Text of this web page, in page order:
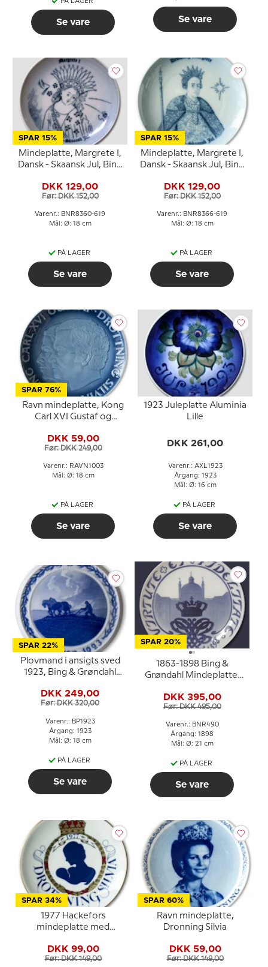
PÅ LAGER
Se vare Se vare
SPAR 15%
Mindeplatte, Margrete I,
Dansk - Skaansk Jul, Bing
DKK 129,00
Før: DKK 152,00
Varenr.: BNR8360-619
Mål: Ø: 18 cm
PÅ LAGER
Se vare
SPAR 15%
Mindeplatte, Margrete I,
Dansk - Skaansk Jul, Bing
DKK 129,00
Før: DKK 152,00
Varenr.: BNR8366-619
Mål: Ø: 18 cm
PÅ LAGER
Se vare
SPAR 76%
Ravn mindeplatte, Kong
Carl XVI Gustaf og
DKK 59,00
Før: DKK 249,00
Varenr.: RAVN1003
Mål: Ø: 18 cm
PÅ LAGER
Se vare
1923 Juleplatte Aluminia
Lille
DKK 261,00
Varenr.: AXL1923
Årgang: 1923
Mål: Ø: 16 cm
PÅ LAGER
Se vare
SPAR 22%
Plovmand i ansigts sved
1923, Bing & Grøndahl
DKK 249,00
Før: DKK 320,00
Varenr.: BP1923
Årgang: 1923
Mål: Ø: 18 cm
PÅ LAGER
Se vare
SPAR 20%
1863-1898 Bing &
Grøndahl Mindeplatte,
DKK 395,00
Før: DKK 495,00
Varenr.: BNR490
Årgang: 1898
Mål: Ø: 21 cm
PÅ LAGER
Se vare
SPAR 34%
1977 Hackefors
mindeplatte med
DKK 99,00
Før: DKK 149,00
SPAR 60%
Ravn mindeplatte,
Dronning Silvia
DKK 59,00
Før: DKK 149,00